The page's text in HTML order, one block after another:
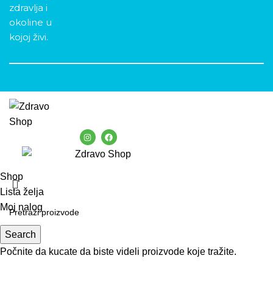
zdravlja i
okoline u
kojoj živi.
Search
Počnite da kucate da biste videli proizvode koje tražite.
Shop
Lista želja
Moj nalog